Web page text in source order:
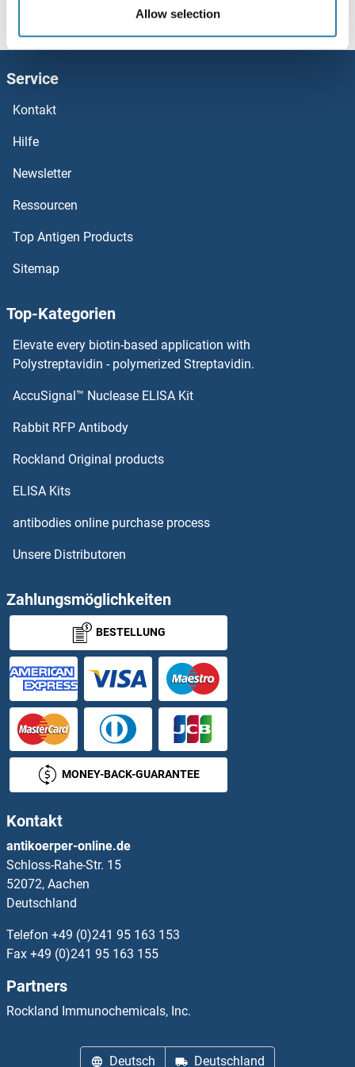
Allow selection
MRPS7 ELISA Kits
MRPS31 ELISA Kits
MRPS15 ELISA Kits
MRPS10 ELISA Kits
MRPL53 ELISA Kits
MRPL18 ELISA Kits
MRPL17 ELISA Kits
MRO ELISA Kits
MST1R ELISA Kits
MSTN ELISA Kits
MSTO1 ELISA Kits
MSX1 ELISA Kits
Msx2/Hox8 ELISA Kits
MT-ND1 ELISA Kits
MT-ND5 ELISA Kits
MT-ND6 ELISA Kits
MT-RNR2-Like 6 ELISA Kits
MT1 ELISA Kits
MT1A ELISA Kits
MT1E ELISA Kits
MT1M ELISA Kits
MT3 ELISA Kits
MSRB3 MSRB3 ELISA Kits
Service
Kontakt
Hilfe
Newsletter
Ressourcen
Top Antigen Products
Sitemap
Top-Kategorien
Elevate every biotin-based application with
Polystreptavidin - polymerized Streptavidin.
AccuSignal™ Nuclease ELISA Kit
Rabbit RFP Antibody
Rockland Original products
ELISA Kits
antibodies online purchase process
Unsere Distributoren
Zahlungsmöglichkeiten
BESTELLUNG
MONEY-BACK-GUARANTEE
Kontakt
antikoerper-online.de
Schloss-Rahe-Str. 15
52072, Aachen
Deutschland
Telefon +49 (0)241 95 163 153
Fax +49 (0)241 95 163 155
Partners
Rockland Immunochemicals, Inc.
Deutsch Deutschland